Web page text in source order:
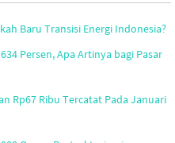
Baru Transisi Energi Indonesia?
Persen, Apa Artinya bagi Pasar
Rp67 Ribu Tercatat Pada Januari